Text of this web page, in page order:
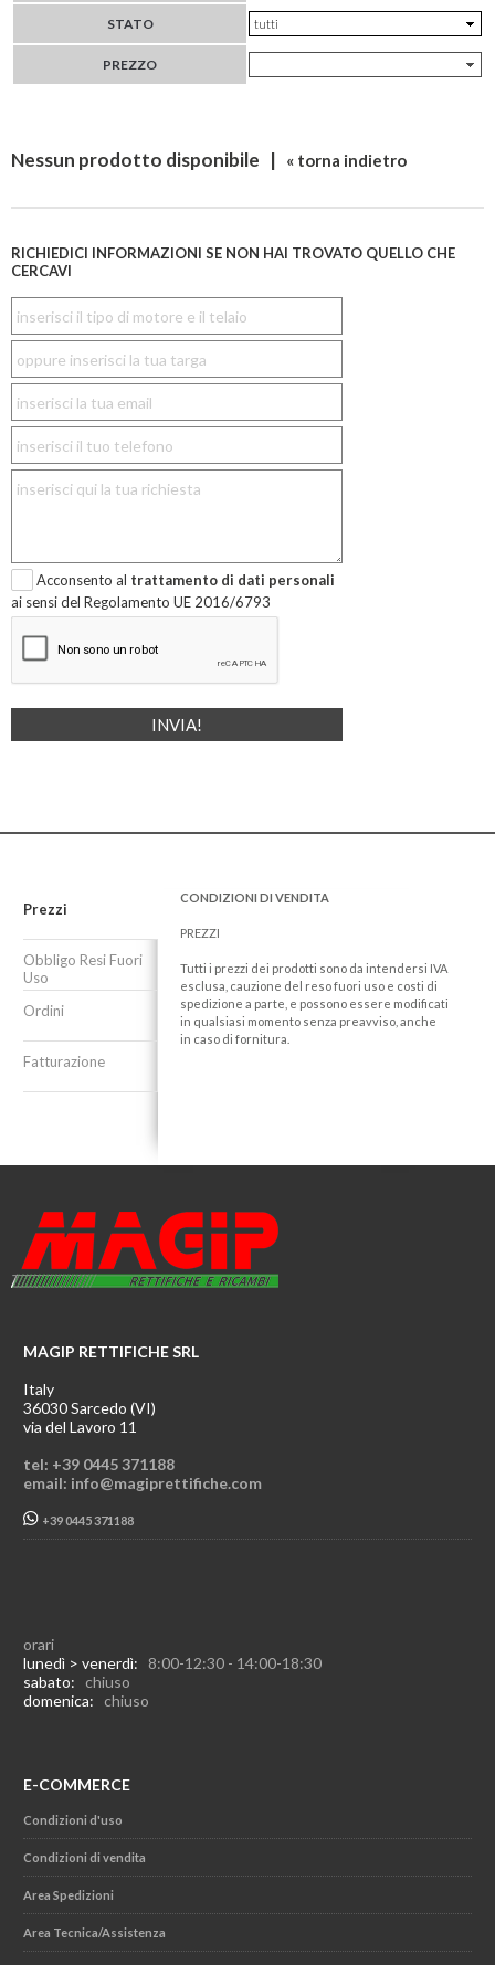
STATO
PREZZO
Nessun prodotto disponibile | « torna indietro
RICHIEDICI INFORMAZIONI SE NON HAI TROVATO QUELLO CHE
CERCAVI
Acconsento al trattamento di dati personali
ai sensi del Regolamento UE 2016/6793
Prezzi
Obbligo Resi Fuori
Uso
Ordini
Fatturazione
CONDIZIONI DI VENDITA
PREZZI
Tutti i prezzi dei prodotti sono da intendersi IVA
esclusa, cauzione del reso fuori uso e costi di
spedizione a parte, e possono essere modificati
in qualsiasi momento senza preavviso, anche
in caso di fornitura.
MAGIP RETTIFICHE SRL
Italy
36030 Sarcedo (VI)
via del Lavoro 11
tel: +39 0445 371188
email: info@magiprettifiche.com
+39 0445 371188
orari
lunedì > venerdì: 8:00-12:30 - 14:00-18:30
sabato: chiuso
domenica: chiuso
E-COMMERCE
Condizioni d'uso
Condizioni di vendita
Area Spedizioni
Area Tecnica/Assistenza